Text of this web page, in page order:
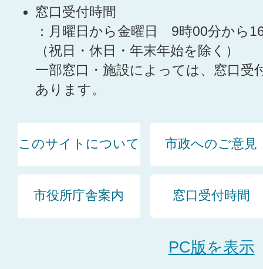
窓口受付時間
：月曜日から金曜日 9時00分から
（祝日・休日・年末年始を除く）
一部窓口・施設によっては、窓口受
あります。
このサイトについて 市政へのご意見
市役所庁舎案内 窓口受付時間
PC版を表示